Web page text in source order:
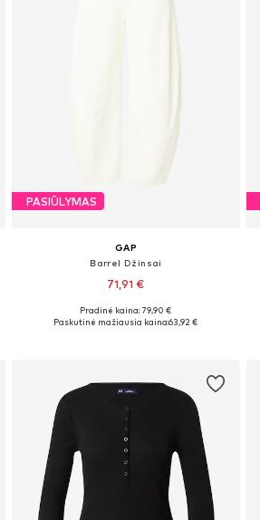
PASIŪLYMAS
GAP
Barrel Džinsai
71,91 €
Yra daugybė dydžių
Pradinė kaina: 79,90 €
Paskutinė mažiausia kaina:63,92 €